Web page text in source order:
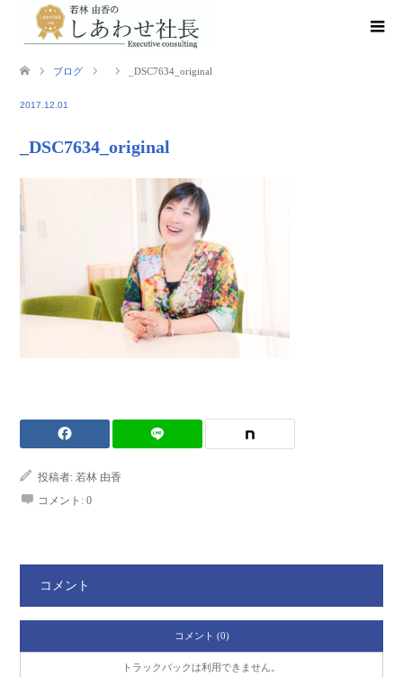
ブログ _DSC7634_original
2017.12.01
_DSC7634_original
投稿者: 若林 由香
コメント: 0
コメント
コメント (0)
トラックバックは利用できません。